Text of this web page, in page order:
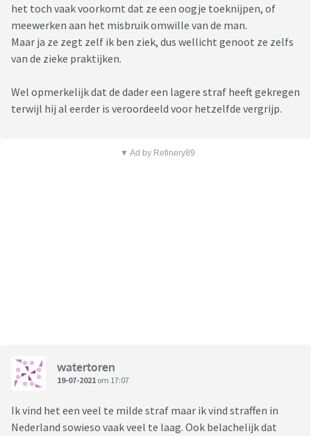
het toch vaak voorkomt dat ze een oogje toeknijpen, of
meewerken aan het misbruik omwille van de man.
Maar ja ze zegt zelf ik ben ziek, dus wellicht genoot ze zelfs
van de zieke praktijken.
Wel opmerkelijk dat de dader een lagere straf heeft gekregen
terwijl hij al eerder is veroordeeld voor hetzelfde vergrijp.
▼ Ad by Refinery89
watertoren
19-07-2021 om 17:07
Ik vind het een veel te milde straf maar ik vind straffen in
Nederland sowieso vaak veel te laag. Ook belachelijk dat